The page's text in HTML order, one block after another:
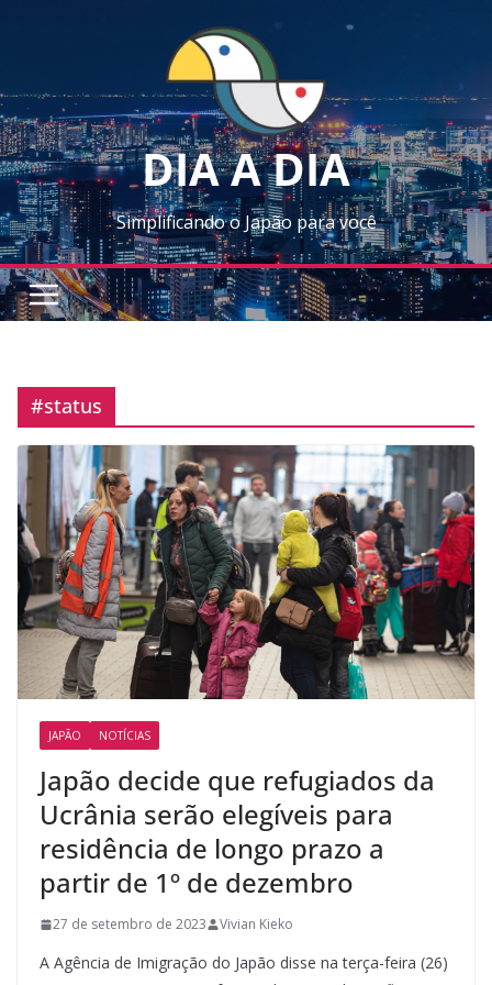
DIA A DIA
Simplificando o Japão para você
#status
JAPÃO NOTÍCIAS
Japão decide que refugiados da
Ucrânia serão elegíveis para
residência de longo prazo a
partir de 1º de dezembro
27 de setembro de 2023 Vivian Kieko
A Agência de Imigração do Japão disse na terça-feira (26)